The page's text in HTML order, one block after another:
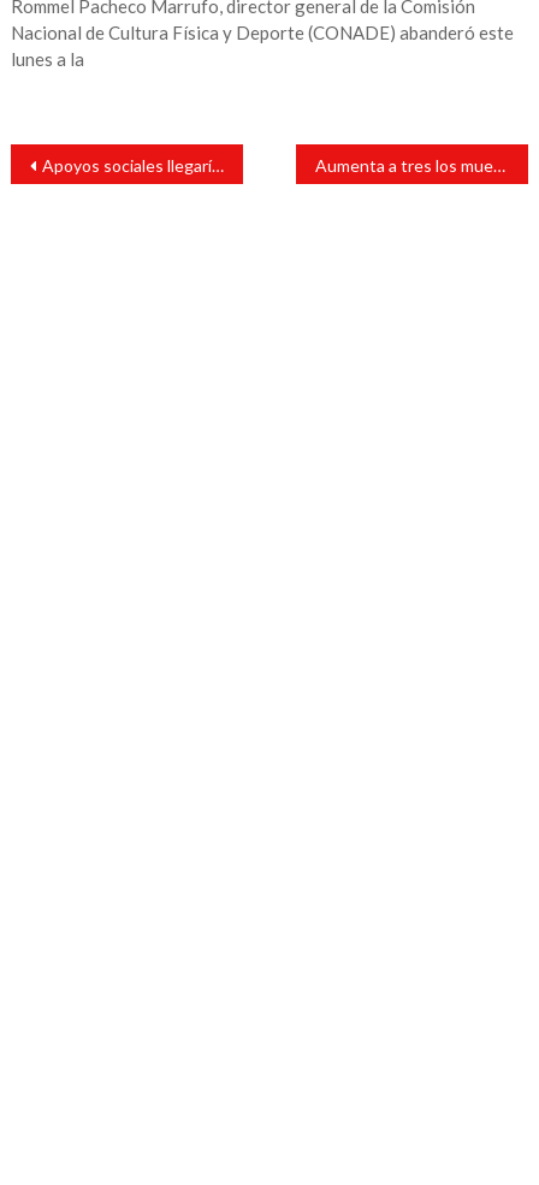
Rommel Pacheco Marrufo, director general de la Comisión
Nacional de Cultura Física y Deporte (CONADE) abanderó este
lunes a la
Navegación
entradas
Apoyos sociales llegarían en abril a Veracruz: Bienestar Aumenta a tres los muertos por sismo en Indonesia